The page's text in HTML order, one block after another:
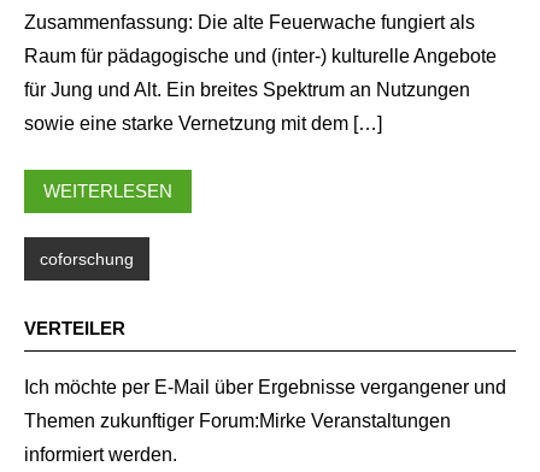
Zusammenfassung: Die alte Feuerwache fungiert als
Raum für pädagogische und (inter-) kulturelle Angebote
für Jung und Alt. Ein breites Spektrum an Nutzungen
sowie eine starke Vernetzung mit dem […]
WEITERLESEN
coforschung
VERTEILER
Ich möchte per E-Mail über Ergebnisse vergangener und
Themen zukunftiger Forum:Mirke Veranstaltungen
informiert werden.